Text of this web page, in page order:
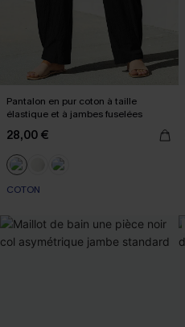
Pantalon en pur coton à taille
élastique et à jambes fuselées
28,00 €
COTON